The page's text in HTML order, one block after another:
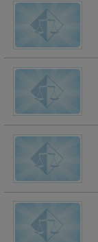
forward
interact
with
the
calendar
select
a
Press
question
mark